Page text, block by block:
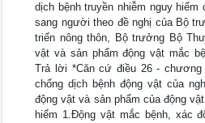
dịch bệnh truyền nhiễm nguy
sang người theo đề nghị của Bộ
triển nông thôn, Bộ trưởng Bộ
vật và sản phẩm động vật mắc
Trả lời *Căn cứ điều 26 - chương
chống dịch bệnh động vật của
động vật và sản phẩm của động
hiểm 1.Động vật mắc bệnh, xác